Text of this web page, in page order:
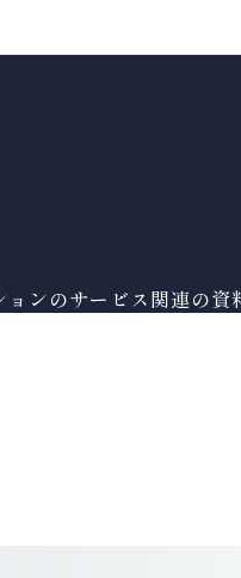
ンのサービス関連の資